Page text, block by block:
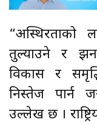
“अस्थिरताको
तुल्याउने र
विकास र
निस्तेज पार्न
उल्लेख छ ।